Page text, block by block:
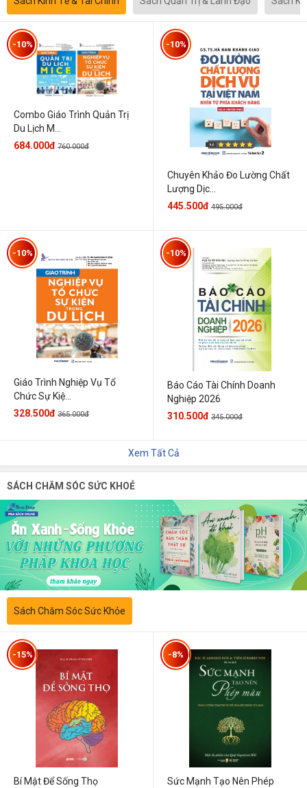
Combo Giáo Trình Quản Trị
Du Lịch M...
-10%
684.000đ 760.000đ
Chuyên Khảo Đo Lường Chất
Lượng Dịc...
-10%
445.500đ 495.000đ
Giáo Trình Nghiệp Vụ Tổ
Chức Sự Kiệ...
-10%
328.500đ 365.000đ
Báo Cáo Tài Chính Doanh
Nghiệp 2026
-10%
310.500đ 345.000đ
Xem Tất Cả
SÁCH CHĂM SÓC SỨC KHOẺ
Sách Chăm Sóc Sức Khỏe
Bí Mật Để Sống Thọ
-15%
Sức Mạnh Tạo Nên Phép
-8%